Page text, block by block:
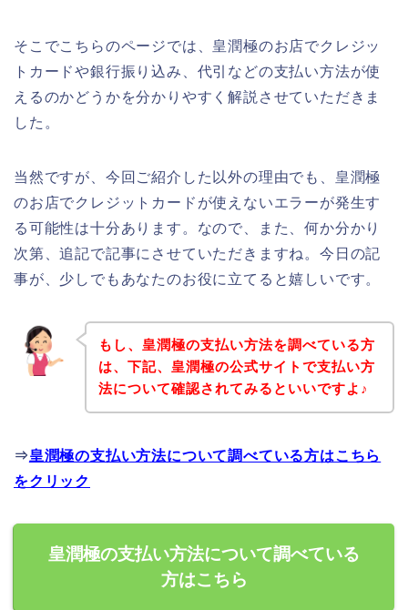
そこでこちらのページでは、皇潤極のお店でクレジッ
トカードや銀行振り込み、代引などの支払い方法が使
えるのかどうかを分かりやすく解説させていただきま
した。
当然ですが、今回ご紹介した以外の理由でも、皇潤極
のお店でクレジットカードが使えないエラーが発生す
る可能性は十分あります。なので、また、何か分かり
次第、追記で記事にさせていただきますね。今日の記
事が、少しでもあなたのお役に立てると嬉しいです。
もし、皇潤極の支払い方法を調べている方
は、下記、皇潤極の公式サイトで支払い方
法について確認されてみるといいですよ♪
⇒皇潤極の支払い方法について調べている方はこちら
をクリック
皇潤極の支払い方法について調べている
方はこちら